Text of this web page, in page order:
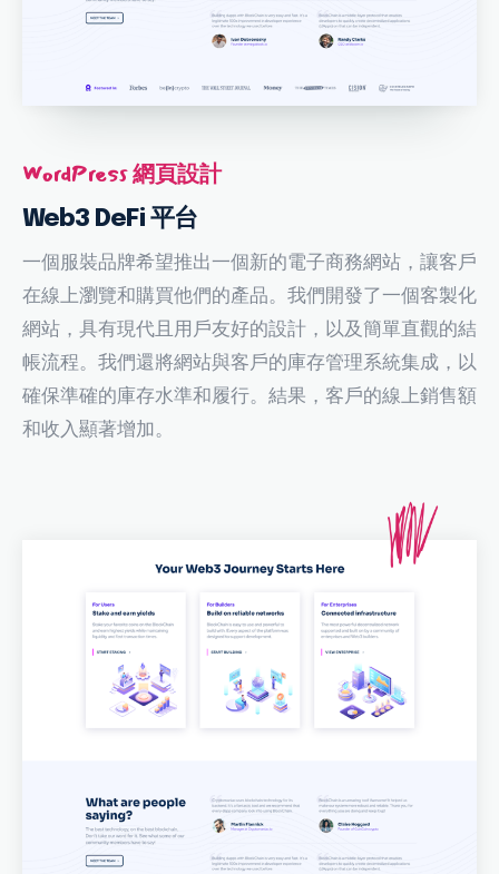
WordPress 網頁設計
Web3 DeFi 平台
一個服裝品牌希望推出一個新的電子商務網站，讓客戶
在線上瀏覽和購買他們的產品。我們開發了一個客製化
網站，具有現代且用戶友好的設計，以及簡單直觀的結
帳流程。我們還將網站與客戶的庫存管理系統集成，以
確保準確的庫存水準和履行。結果，客戶的線上銷售額
和收入顯著增加。